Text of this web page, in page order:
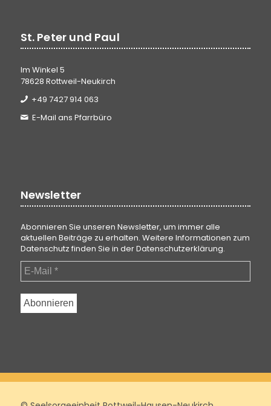
St. Peter und Paul
Im Winkel 5
78628 Rottweil-Neukirch
+49 7427 914 063
E-Mail ans Pfarrbüro
Newsletter
Abonnieren Sie unseren Newsletter, um immer alle
aktuellen Beiträge zu erhalten. Weitere Informationen zum
Datenschutz finden Sie in derDatenschutzerklärung.